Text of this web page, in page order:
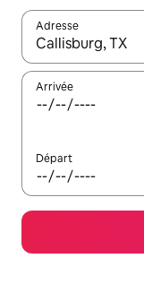
Adresse
Lorsque les
Arrivée
Départ